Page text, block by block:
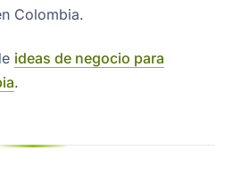
Colombia.
ideas de negocio para
.